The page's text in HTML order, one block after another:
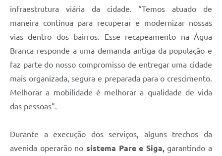
infraestrutura viária da cidade. “Temos atuado de
maneira contínua para recuperar e modernizar nossas
vias dentro dos bairros. Esse recapeamento na Água
Branca responde a uma demanda antiga da população e
faz parte do nosso compromisso de entregar uma cidade
mais organizada, segura e preparada para o crescimento.
Melhorar a mobilidade é melhorar a qualidade de vida
das pessoas”.
Durante a execução dos serviços, alguns trechos da
avenida operarão no sistema Pare e Siga,garantindo a